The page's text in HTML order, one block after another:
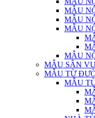
MẪU
MẪU
MẪU
MẪU
MẪU SÂN
MẪU TỪ
MẪU